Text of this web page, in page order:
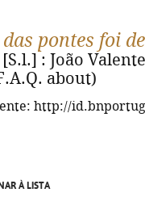
pontes foi
: João
about)
http://
À LISTA